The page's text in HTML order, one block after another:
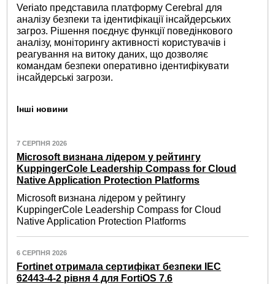
Veriato представила платформу Cerebral для
аналізу безпеки та ідентифікації інсайдерських
загроз. Рішення поєднує функції поведінкового
аналізу, моніторингу активності користувачів і
реагування на витоку даних, що дозволяє
командам безпеки оперативно ідентифікувати
інсайдерські загрози.
Інші новини
7 СЕРПНЯ 2026
Microsoft визнана лідером у рейтингу
KuppingerCole Leadership Compass for Cloud
Native Application Protection Platforms
Microsoft визнана лідером у рейтингу
KuppingerCole Leadership Compass for Cloud
Native Application Protection Platforms
6 СЕРПНЯ 2026
Fortinet отримала сертифікат безпеки IEC
62443-4-2 рівня 4 для FortiOS 7.6